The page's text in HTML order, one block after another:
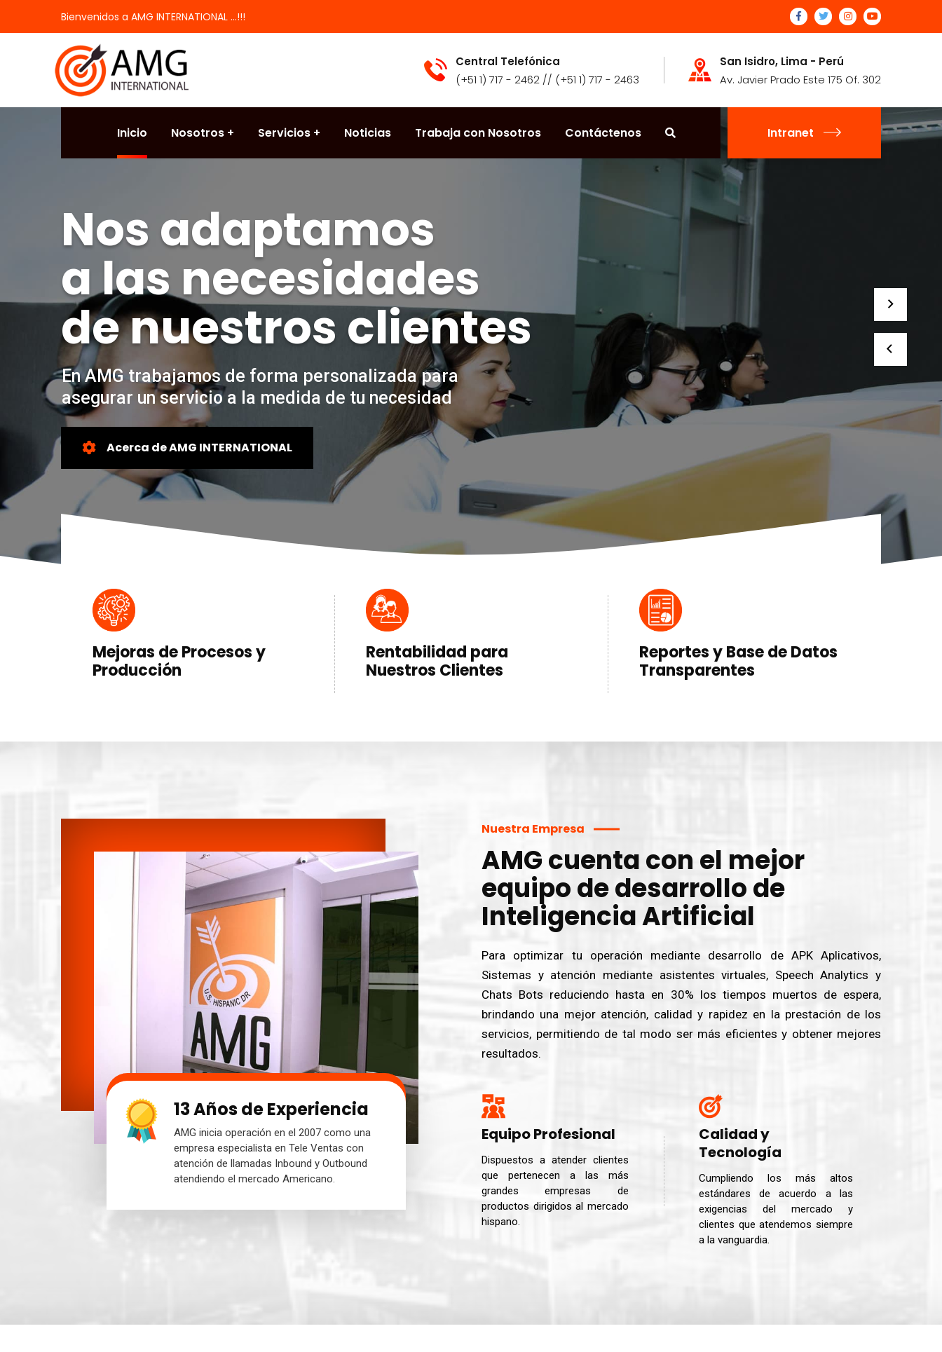
Bienvenidos a AMG INTERNATIONAL ...!!!
Central Telefónica
(+51 1) 717 - 2462 // (+51 1) 717 - 2463
San Isidro, Lima - Perú
Av. Javier Prado Este 175 Of. 302
Inicio Nosotros Servicios Noticias Trabaja con Nosotros Contáctenos Intranet
Nos adaptamos
a las necesidades
de nuestros clientes
En AMG trabajamos de forma personalizada para
asegurar un servicio a la medida de tu necesidad
Acerca de AMG INTERNATIONAL
Mejoras de Procesos y
Producción
Rentabilidad para
Nuestros Clientes
Reportes y Base de Datos
Transparentes
13 Años de Experiencia
AMG inicia operación en el 2007 como una
empresa especialista en Tele Ventas con
atención de llamadas Inbound y Outbound
atendiendo el mercado Americano.
Nuestra Empresa
AMG cuenta con el mejor
equipo de desarrollo de
Inteligencia Artificial
Para optimizar tu operación mediante desarrollo de APK Aplicativos,
Sistemas y atención mediante asistentes virtuales, Speech Analytics y
Chats Bots reduciendo hasta en 30% los tiempos muertos de espera,
brindando una mejor atención, calidad y rapidez en la prestación de los
servicios, permitiendo de tal modo ser más eficientes y obtener mejores
resultados.
Equipo Profesional
Dispuestos a atender clientes
que pertenecen a las más
grandes empresas de
productos dirigidos al mercado
hispano.
Calidad y
Tecnología
Cumpliendo los más altos
estándares de acuerdo a las
exigencias del mercado y
clientes que atendemos siempre
a la vanguardia.